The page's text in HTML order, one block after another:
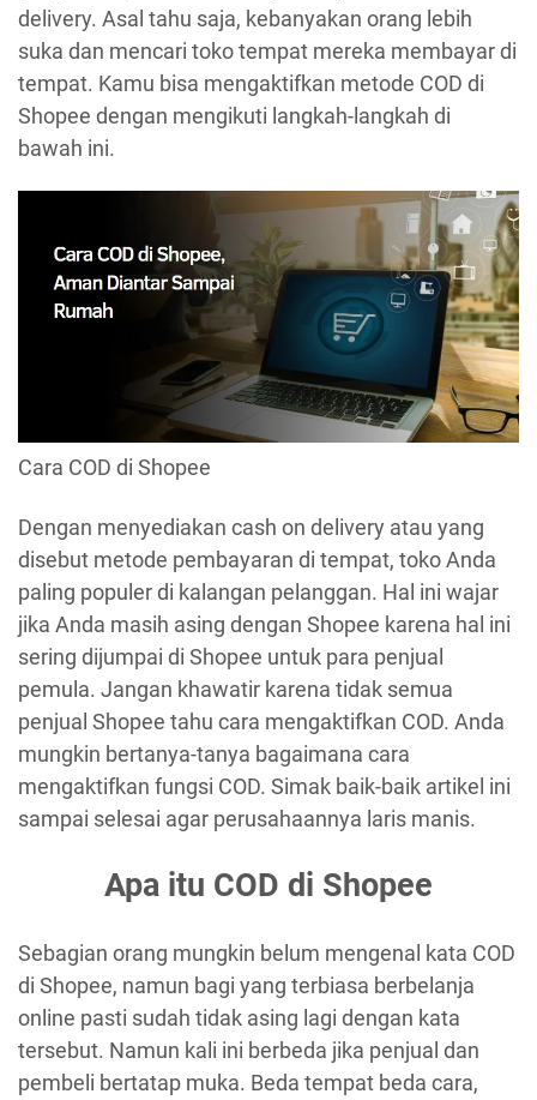
delivery. Asal tahu saja, kebanyakan orang lebih
suka dan mencari toko tempat mereka membayar di
tempat. Kamu bisa mengaktifkan metode COD di
Shopee dengan mengikuti langkah-langkah di
bawah ini.
Cara COD di Shopee
Dengan menyediakan cash on delivery atau yang
disebut metode pembayaran di tempat, toko Anda
paling populer di kalangan pelanggan. Hal ini wajar
jika Anda masih asing dengan Shopee karena hal ini
sering dijumpai di Shopee untuk para penjual
pemula. Jangan khawatir karena tidak semua
penjual Shopee tahu cara mengaktifkan COD. Anda
mungkin bertanya-tanya bagaimana cara
mengaktifkan fungsi COD. Simak baik-baik artikel ini
sampai selesai agar perusahaannya laris manis.
Apa itu COD di Shopee
Sebagian orang mungkin belum mengenal kata COD
di Shopee, namun bagi yang terbiasa berbelanja
online pasti sudah tidak asing lagi dengan kata
tersebut. Namun kali ini berbeda jika penjual dan
pembeli bertatap muka. Beda tempat beda cara,